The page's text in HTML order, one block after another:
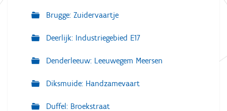
Brugge: Zuidervaartje
Deerlijk: Industriegebied E17
Denderleeuw: Leeuwegem Meersen
Diksmuide: Handzamevaart
Duffel: Broekstraat